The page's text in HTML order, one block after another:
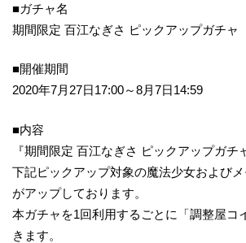
■ガチャ名
期間限定 百江なぎさ ピックアップガチャ
■開催期間
2020年7月27日17:00～8月7日14:59
■内容
『期間限定 百江なぎさ ピックアップガチ
下記ピックアップ対象の魔法少女および
がアップしております。
本ガチャを1回利用するごとに「調整屋コ
きます。